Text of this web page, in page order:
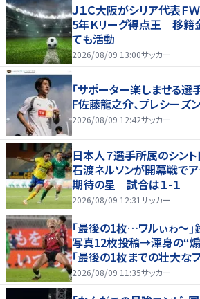
Ｊ１Ｃ大阪がシリア代表
5年Ｋリーグ得点王 移
ても活動
2026/08/09 13:00サッカー
「サポーター楽しませる選
F佐藤龍之介、プレシーズ
2026/08/09 12:42サッカー
日本人７選手所属のシント
石渡ネルソンが開幕戦で
期待の星 試合は１-１
2026/08/09 12:31サッカー
｢最後の1枚…ワルぃゎ〜
写真12枚投稿→渾身の“煽
｢最後の1枚までの壮大な
んだけ好きなんよｗ｣
2026/08/09 11:35サッカー